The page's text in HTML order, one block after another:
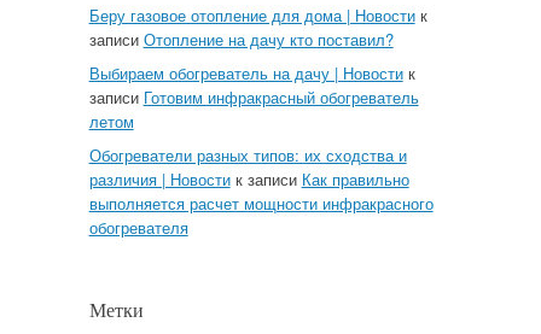
Беру газовое отопление для дома | Новостик
записи Отопление на дачу кто поставил?
Выбираем обогреватель на дачу | Новостик
записи Готовим инфракрасный обогреватель
летом
Обогреватели разных типов: их сходства и
различия | Новостик записи Как правильно
выполняется расчет мощности инфракрасного
обогревателя
Метки